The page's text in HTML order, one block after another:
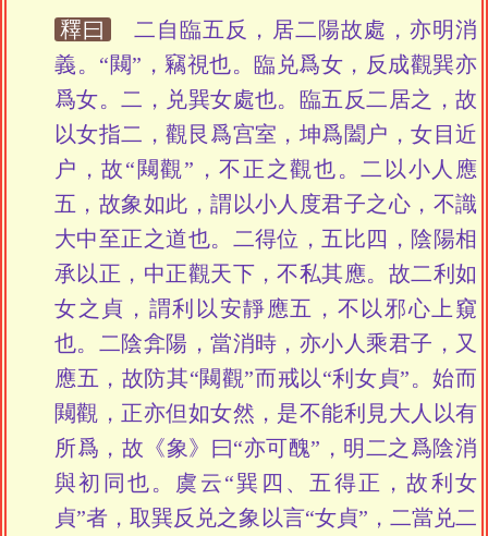
釋曰
二自臨五反，居二陽故處，亦明消
義。“闚”，竊視也。臨兑爲女，反成觀巽亦
爲女。二，兑巽女處也。臨五反二居之，故
以女指二，觀艮爲宫室，坤爲闔户，女目近
户，故“闚觀”，不正之觀也。二以小人應
五，故象如此，謂以小人度君子之心，不識
大中至正之道也。二得位，五比四，陰陽相
承以正，中正觀天下，不私其應。故二利如
女之貞，謂利以安靜應五，不以邪心上窺
也。二陰弇陽，當消時，亦小人乘君子，又
應五，故防其“闚觀”而戒以“利女貞”。始而
闚觀，正亦但如女然，是不能利見大人以有
所爲，故《象》曰“亦可醜”，明二之爲陰消
與初同也。虞云“巽四、五得正，故利女
貞”者，取巽反兑之象以言“女貞”，二當兑二